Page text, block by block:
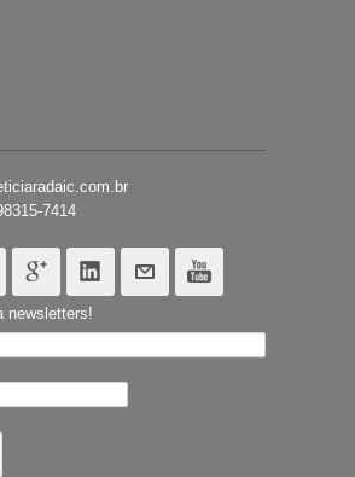
7414
newsletters!